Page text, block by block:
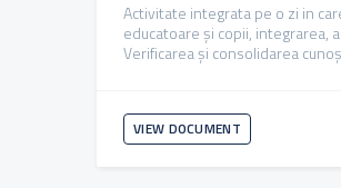
Activitate integrata pe o zi in
educatoare şi copii, integrarea,
Verificarea și consolidarea
VIEW DOCUMENT